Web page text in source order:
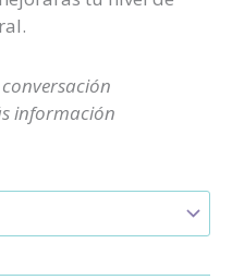
información